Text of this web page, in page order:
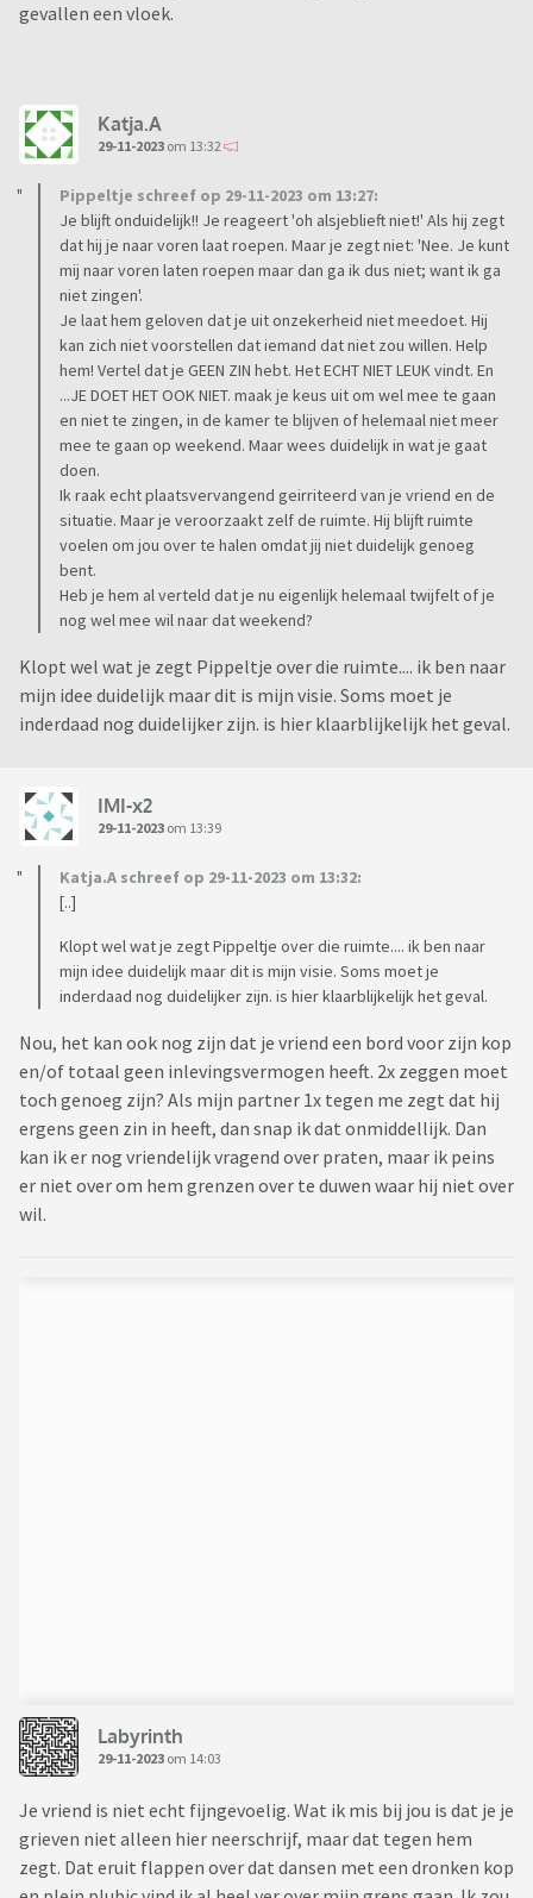
gevallen een vloek.
Katja.A
29-11-2023 om 13:32
Pippeltje schreef op 29-11-2023 om 13:27:
Je blijft onduidelijk!! Je reageert 'oh alsjeblieft niet!' Als hij zegt
dat hij je naar voren laat roepen. Maar je zegt niet: 'Nee. Je kunt
mij naar voren laten roepen maar dan ga ik dus niet; want ik ga
niet zingen'.
Je laat hem geloven dat je uit onzekerheid niet meedoet. Hij
kan zich niet voorstellen dat iemand dat niet zou willen. Help
hem! Vertel dat je GEEN ZIN hebt. Het ECHT NIET LEUK vindt. En
...JE DOET HET OOK NIET. maak je keus uit om wel mee te gaan
en niet te zingen, in de kamer te blijven of helemaal niet meer
mee te gaan op weekend. Maar wees duidelijk in wat je gaat
doen.
Ik raak echt plaatsvervangend geirriteerd van je vriend en de
situatie. Maar je veroorzaakt zelf de ruimte. Hij blijft ruimte
voelen om jou over te halen omdat jij niet duidelijk genoeg
bent.
Heb je hem al verteld dat je nu eigenlijk helemaal twijfelt of je
nog wel mee wil naar dat weekend?
Klopt wel wat je zegt Pippeltje over die ruimte.... ik ben naar
mijn idee duidelijk maar dit is mijn visie. Soms moet je
inderdaad nog duidelijker zijn. is hier klaarblijkelijk het geval.
IMI-x2
29-11-2023 om 13:39
Katja.A schreef op 29-11-2023 om 13:32:
[..]
Klopt wel wat je zegt Pippeltje over die ruimte.... ik ben naar
mijn idee duidelijk maar dit is mijn visie. Soms moet je
inderdaad nog duidelijker zijn. is hier klaarblijkelijk het geval.
Nou, het kan ook nog zijn dat je vriend een bord voor zijn kop
en/of totaal geen inlevingsvermogen heeft. 2x zeggen moet
toch genoeg zijn? Als mijn partner 1x tegen me zegt dat hij
ergens geen zin in heeft, dan snap ik dat onmiddellijk. Dan
kan ik er nog vriendelijk vragend over praten, maar ik peins
er niet over om hem grenzen over te duwen waar hij niet over
wil.
Labyrinth
29-11-2023 om 14:03
Je vriend is niet echt fijngevoelig. Wat ik mis bij jou is dat je je
grieven niet alleen hier neerschrijf, maar dat tegen hem
zegt. Dat eruit flappen over dat dansen met een dronken kop